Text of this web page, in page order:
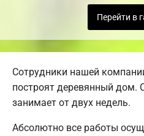
Перейти в
Сотрудники нашей
построят деревянный дом.
занимает от двух недель.
Абсолютно все работы